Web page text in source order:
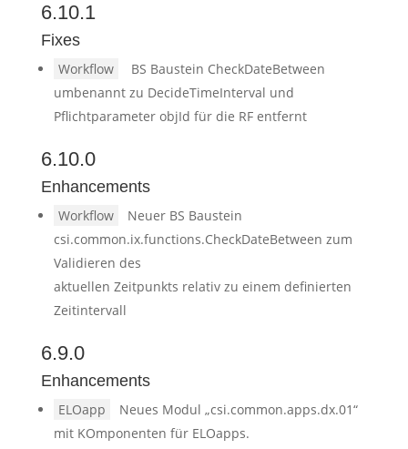
6.10.1
Fixes
Workflow
BS Baustein CheckDateBetween
umbenannt zu DecideTimeInterval und
Pflichtparameter objId für die RF entfernt
6.10.0
Enhancements
Workflow
Neuer BS Baustein
csi.common.ix.functions.CheckDateBetween zum
Validieren des
aktuellen Zeitpunkts relativ zu einem definierten
Zeitintervall
6.9.0
Enhancements
ELOapp
Neues Modul „csi.common.apps.dx.01“
mit KOmponenten für ELOapps.